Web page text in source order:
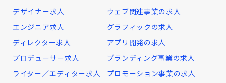
デザイナー求人
エンジニア求人
ディレクター求人
プロデューサー求人
ライター／エディター求人
ウェブ関連事業の求人
グラフィックの求人
アプリ開発の求人
ブランディング事業の求人
プロモーション事業の求人